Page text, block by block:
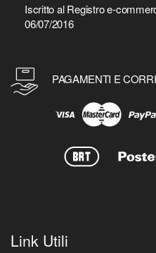
Iscritto al Registro e-
06/07/2016
PAGAMENTI E
Link Utili